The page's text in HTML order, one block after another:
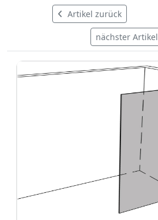
Artikel zurück
nächster Artikel